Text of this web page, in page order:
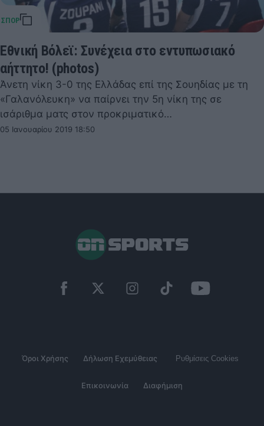
Εθνική Βόλεϊ: Συνέχεια στο εντυπωσιακό
αήττητο! (photos)
Άνετη νίκη 3-0 της Ελλάδας επί της Σουηδίας με τη
«Γαλανόλευκη» να παίρνει την 5η νίκη της σε
ισάριθμα ματς στον προκριματικό…
05 Ιανουαρίου 2019 18:50
Όροι Χρήσης Δήλωση Εχεμύθειας Ρυθμίσεις Cookies
Επικοινωνία Διαφήμιση